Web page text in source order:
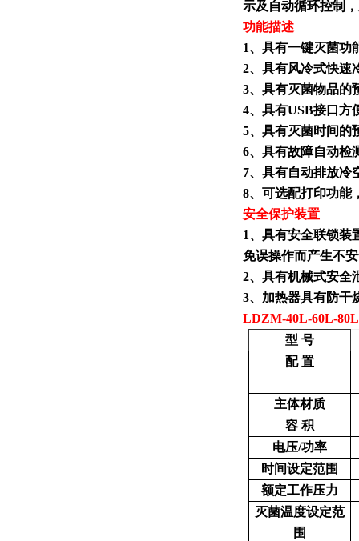
示及自动循环控制
功能描述
1、具有一键灭菌功
2、 具有风冷式快速
3、具有灭菌物品的
4、具有USB接口方
5、具有灭菌时间的
6、具有故障自动检
7、具有自动排放冷
8、可选配打印功能
安全保护装置
1、具有安全联锁装
免误操作而产生不
2、具有机械式安全
3、加热器具有防干
LDZM-40L-60L-
型 号
配 置
主体材质
容 积
电压/功率
时间设定范围
额定工作压力
灭菌温度设定范
围